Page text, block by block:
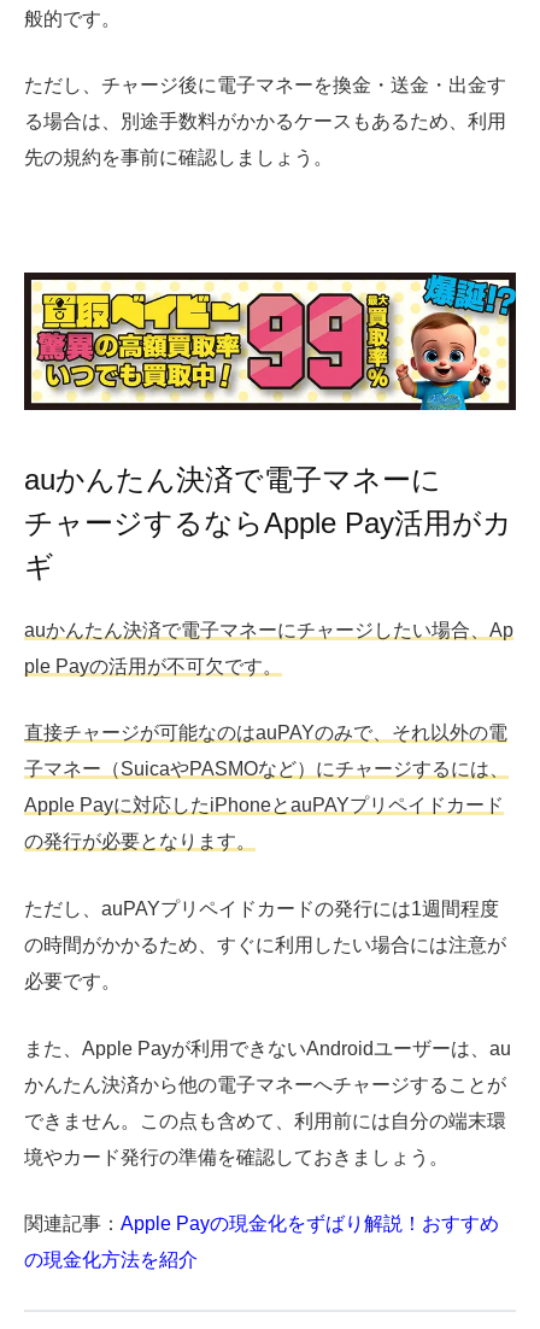
般的です。
ただし、チャージ後に電子マネーを換金・送金・出金す
る場合は、別途手数料がかかるケースもあるため、利用
先の規約を事前に確認しましょう。
auかんたん決済で電子マネーに
チャージするならApple Pay活用がカ
ギ
auかんたん決済で電子マネーにチャージしたい場合、Ap
ple Payの活用が不可欠です。
直接チャージが可能なのはauPAYのみで、それ以外の電
子マネー（SuicaやPASMOなど）にチャージするには、
Apple Payに対応したiPhoneとauPAYプリペイドカード
の発行が必要となります。
ただし、auPAYプリペイドカードの発行には1週間程度
の時間がかかるため、すぐに利用したい場合には注意が
必要です。
また、Apple Payが利用できないAndroidユーザーは、au
かんたん決済から他の電子マネーへチャージすることが
できません。この点も含めて、利用前には自分の端末環
境やカード発行の準備を確認しておきましょう。
関連記事： Apple Payの現金化をずばり解説！おすすめ
の現金化方法を紹介